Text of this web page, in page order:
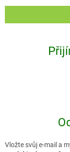
Vložte svůj e-mail a